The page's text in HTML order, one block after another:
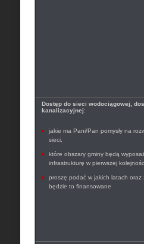
Dostęp do sieci wodociągowej,
kanalizacyjnej:
jakie ma Pani/Pan pomysły na
sieci,
które obszary gminy będą
infrastrukturę w pierwszej
proszę podać w jakich latach oraz
będzie to finansowane